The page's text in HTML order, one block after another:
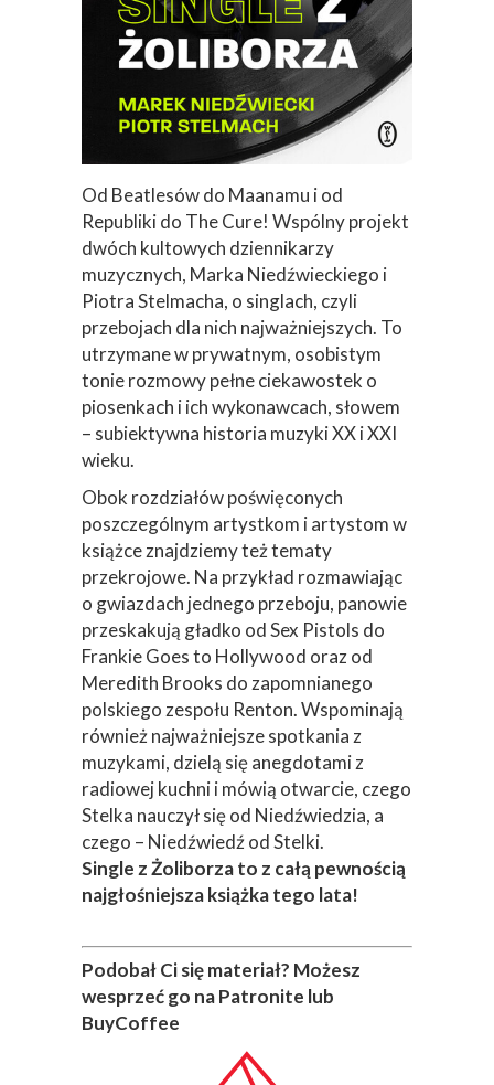
Od Beatlesów do Maanamu i od
Republiki do The Cure! Wspólny projekt
dwóch kultowych dziennikarzy
muzycznych, Marka Niedźwieckiego i
Piotra Stelmacha, o singlach, czyli
przebojach dla nich najważniejszych. To
utrzymane w prywatnym, osobistym
tonie rozmowy pełne ciekawostek o
piosenkach i ich wykonawcach, słowem
– subiektywna historia muzyki XX i XXI
wieku.
Obok rozdziałów poświęconych
poszczególnym artystkom i artystom w
książce znajdziemy też tematy
przekrojowe. Na przykład rozmawiając
o gwiazdach jednego przeboju, panowie
przeskakują gładko od Sex Pistols do
Frankie Goes to Hollywood oraz od
Meredith Brooks do zapomnianego
polskiego zespołu Renton. Wspominają
również najważniejsze spotkania z
muzykami, dzielą się anegdotami z
radiowej kuchni i mówią otwarcie, czego
Stelka nauczył się od Niedźwiedzia, a
czego – Niedźwiedź od Stelki.
Single z Żoliborza to z całą pewnością
najgłośniejsza książka tego lata!
Podobał Ci się materiał? Możesz
wesprzeć go na Patronite lub
BuyCoffee